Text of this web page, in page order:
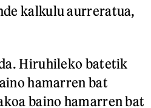
kalkulu aurreratua,
Hiruhileko batetik
hamarren bat
baino hamarren bat